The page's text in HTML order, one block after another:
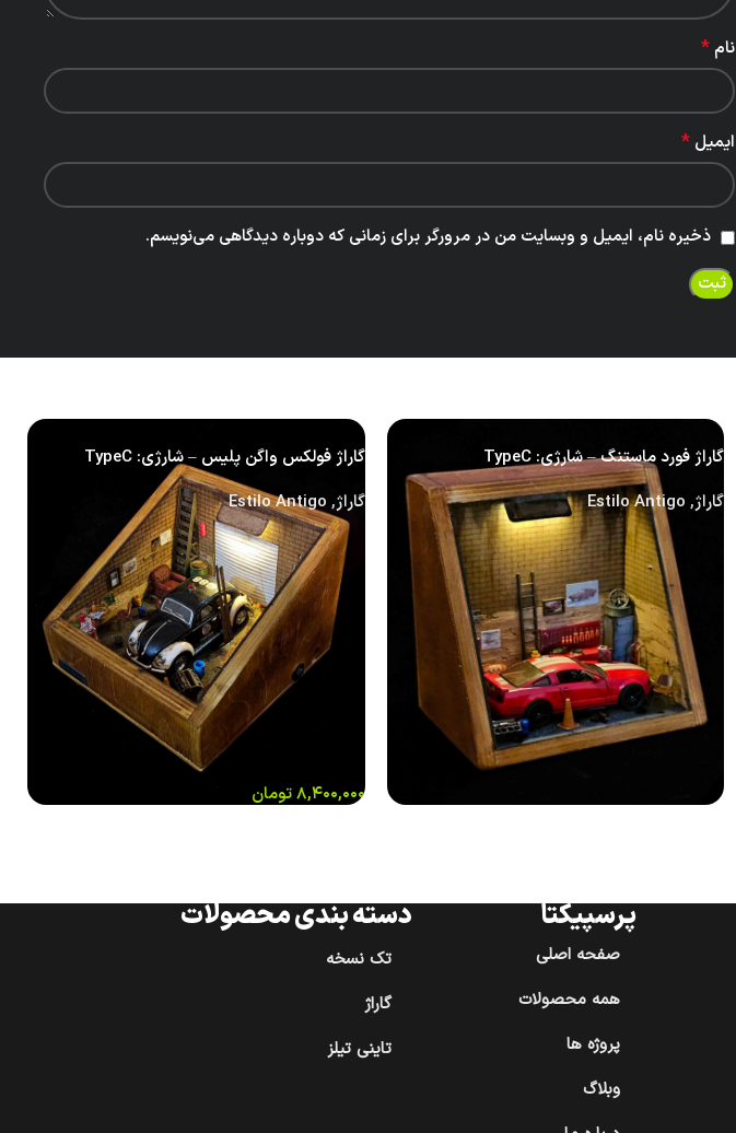
نام *
ایمیل *
ذخیره نام، ایمیل و وبسایت من در مرورگر برای زمانی که دوباره دیدگاهی می‌نویسم.
گاراژ فورد ماستنگ – شارژی: TypeC
گاراژ,
Estilo Antigo
گاراژ فولکس واگن پلیس – شارژی: TypeC
گاراژ,
Estilo Antigo
۸,۴۰۰,۰۰۰تومان
دسته بندی محصولات
تک نسخه
گاراژ
تاینی تیلز
پرسپیکتا
صفحه اصلی
همه محصولات
پروژه ها
وبلاگ